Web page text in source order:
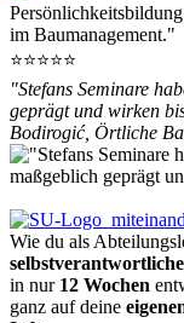
⭐⭐⭐⭐⭐
"Stefans Seminare
geprägt und wirken
Bodirogić, Örtliche
Wie du als
in nur 12 Wochen
ganz auf deine